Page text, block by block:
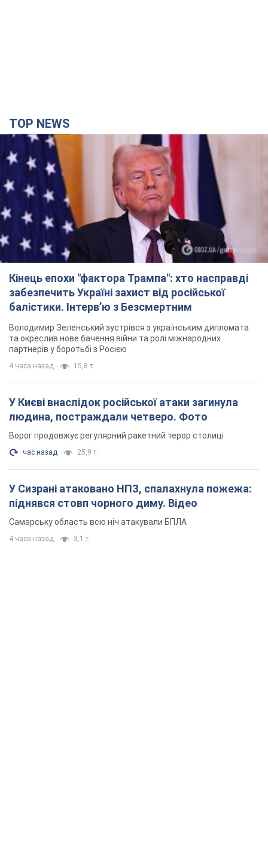
TOP NEWS
Кінець епохи "фактора Трампа": хто насправді
забезпечить Україні захист від російської
балістики. Інтерв’ю з Безсмертним
Володимир Зеленський зустрівся з українським дипломата
та окреслив нове бачення війни та ролі міжнародних
партнерів у боротьбі з Росією
4 часа назад 15,8 т.
У Києві внаслідок російської атаки загинула
людина, постраждали четверо. Фото
Ворог продовжує регулярний ракетний терор столиці
час назад 25,9 т.
У Сизрані атаковано НПЗ, спалахнула пожежа:
піднявся стовп чорного диму. Відео
Самарську область всю ніч атакували БПЛА
4 часа назад 3,1 т.